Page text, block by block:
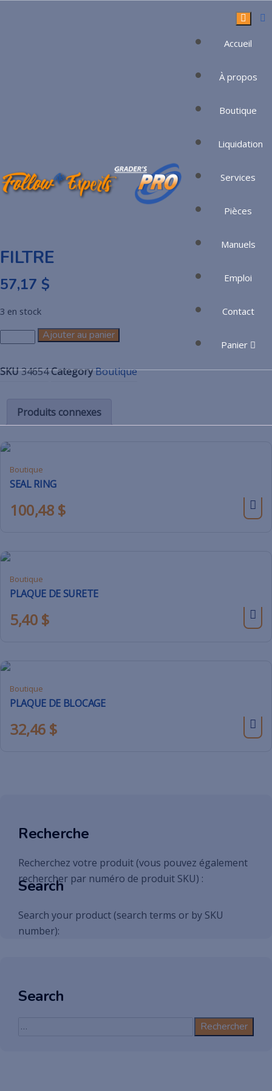
Accueil
À propos
Boutique
Liquidation
Services
Pièces
Manuels
Emploi
Contact
Panier
FILTRE
57,17 $
3 en stock
Ajouter au panier
SKU34654CategoryBoutique
Produits connexes
Boutique
SEAL RING
100,48 $
Boutique
PLAQUE DE SURETE
5,40 $
Boutique
PLAQUE DE BLOCAGE
32,46 $
Recherche
Recherchez votre produit (vous pouvez également
rechercher par numéro de produit SKU) :
Search
Search your product (search terms or by SKU
number):
Search
Rechercher